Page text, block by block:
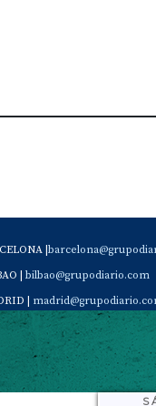
|
| bilbao@grupodiario.com
|
VALENCIA |
Atención al Socio Suscriptor |
contacto de Diario del